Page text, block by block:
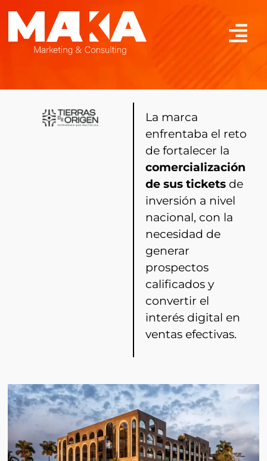
La marca
enfrentaba el reto
de fortalecer la
comercialización
de sus tickets de
inversión a nivel
nacional, con la
necesidad de
generar
prospectos
calificados y
convertir el
interés digital en
ventas efectivas.